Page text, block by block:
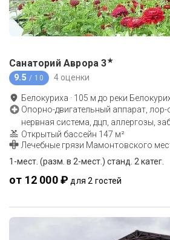
Санаторий Аврора 3★
9.5 / 10 4 оценки
Белокуриха · 105 м до реки
Опорно-двигательный аппарат, лор-
нервная система, дцп, аллергозы,
Открытый бассейн 147 м²
Лечебные грязи Мамонтовского
1-мест. (разм. в 2-мест.) станд. 2 катег.
от 12 000 ₽ для 2 гостей